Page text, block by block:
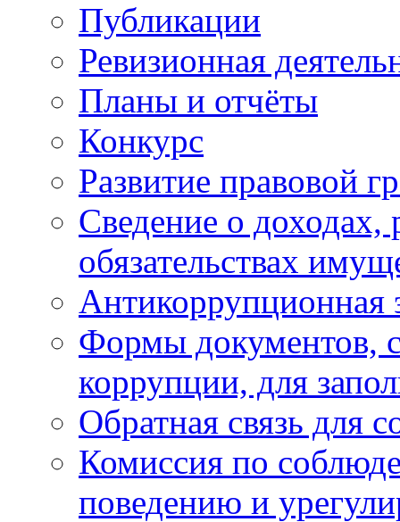
Публикации
Ревизионная
Планы и отчёты
Конкурс
Развитие правовой
Сведение о доходах,
обязательствах
Антикоррупционная
Формы документов,
коррупции, для
Обратная связь для
Комиссия по
поведению и